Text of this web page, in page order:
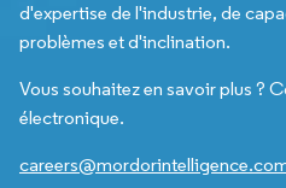
d'expertise de l'industrie, de
problèmes et d'inclination.
Vous souhaitez en savoir plus ?
électronique.